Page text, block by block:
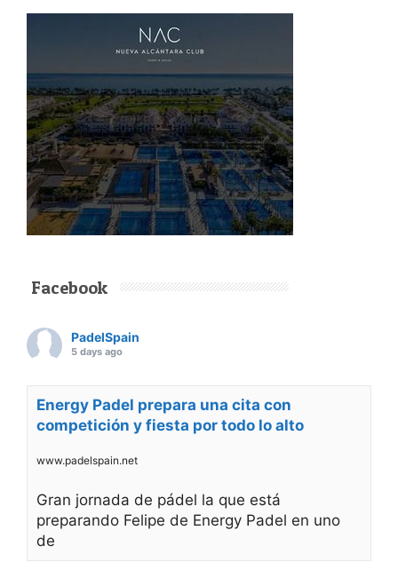
Facebook
PadelSpain
5 days ago
Energy Padel prepara una cita con
competición y fiesta por todo lo alto
www.padelspain.net
Gran jornada de pádel la que está
preparando Felipe de Energy Padel en uno
de